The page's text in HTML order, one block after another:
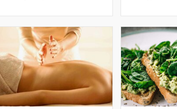
saatın pozulmas
qaraciyər üçü